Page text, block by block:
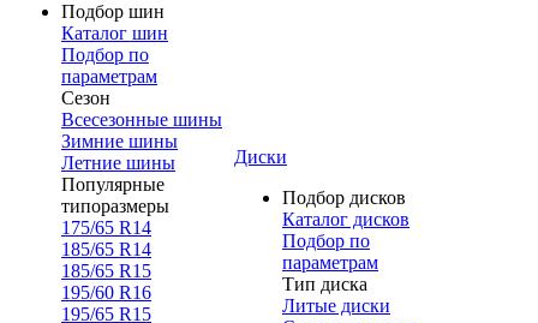
Подбор шин
Каталог шин
Подбор по
параметрам
Сезон
Всесезонные шины
Зимние шины
Летние шины
Популярные
типоразмеры
175/65 R14
185/65 R14
185/65 R15
195/60 R16
195/65 R15
Диски
Подбор дисков
Каталог дисков
Подбор по
параметрам
Тип диска
Литые диски